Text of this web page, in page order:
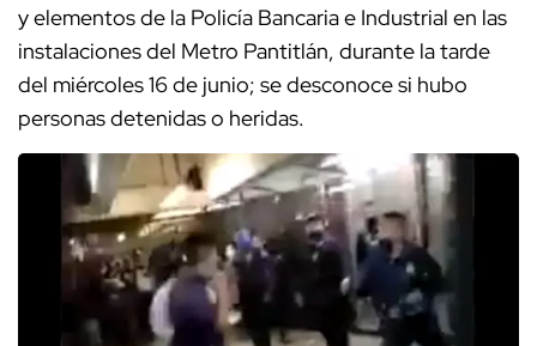
y elementos de la Policía Bancaria e Industrial en las
instalaciones del Metro Pantitlán, durante la tarde
del miércoles 16 de junio; se desconoce si hubo
personas detenidas o heridas.